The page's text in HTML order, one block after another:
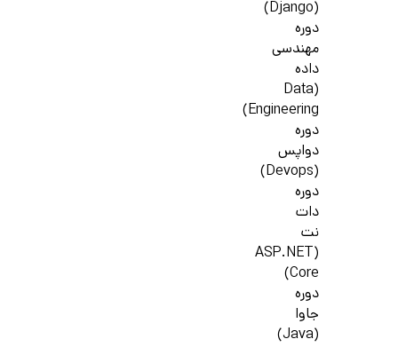
(Django)
دوره
مهندسی
داده
(Data
Engineering)
دوره
دواپس
(Devops)
دوره
دات
نت
(ASP.NET
Core)
دوره
جاوا
(Java)